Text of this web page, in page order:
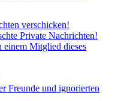
verschicken!
Private Nachrichten!
einem Mitglied dieses
Freunde und ignorierten